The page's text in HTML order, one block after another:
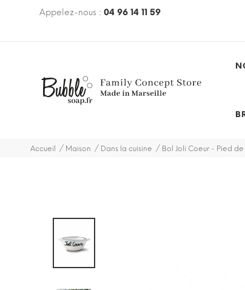
Appelez-nous : 04 96 14 11 59
avec le code BUBBLEFREE(hors mobilier, hors
Accueil Maison Dans la cuisine Bol Joli Coeur - Pied de